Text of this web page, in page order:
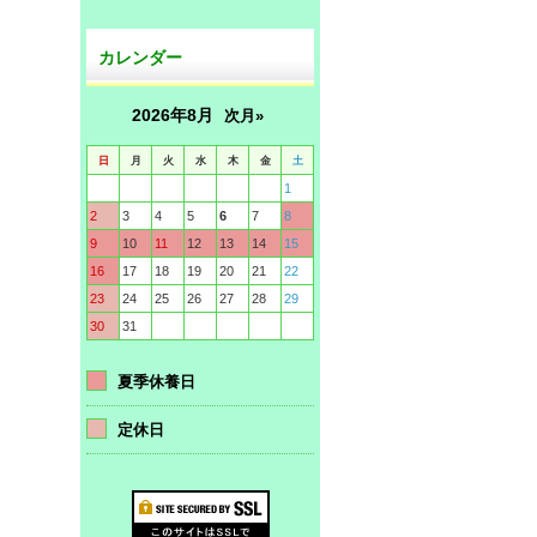
カレンダー
2026年8月 次月»
日 月 火 水 木 金 土
1
2
3 4 5 6 7
8
9
10 11 12 13 14
15
16
17 18 19 20 21
22
23
24 25 26 27 28
29
30
31
夏季休養日
定休日